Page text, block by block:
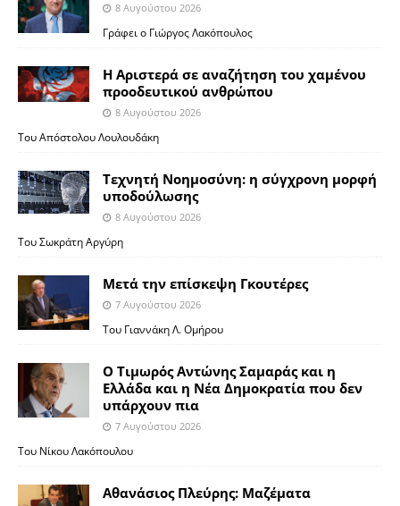
8 Αυγούστου 2026
Γράφει ο Γιώργος Λακόπουλος
Η Αριστερά σε αναζήτηση του χαμένου
προοδευτικού ανθρώπου
8 Αυγούστου 2026
Του Απόστολου Λουλουδάκη
Τεχνητή Νοημοσύνη: η σύγχρονη μορφή
υποδούλωσης
8 Αυγούστου 2026
Του Σωκράτη Αργύρη
Μετά την επίσκεψη Γκουτέρες
7 Αυγούστου 2026
Του Γιαννάκη Λ. Ομήρου
Ο Τιμωρός Αντώνης Σαμαράς και η
Ελλάδα και η Νέα Δημοκρατία που δεν
υπάρχουν πια
7 Αυγούστου 2026
Του Νίκου Λακόπουλου
Αθανάσιος Πλεύρης: Μαζέματα